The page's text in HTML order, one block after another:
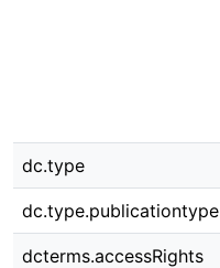
dc.type
dc.type.publicationtype
dcterms.accessRights